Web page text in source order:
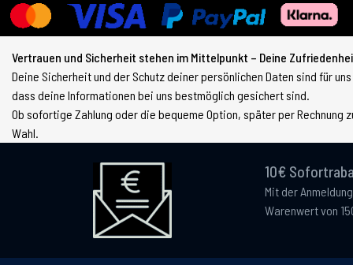
Vertrauen und Sicherheit stehen im Mittelpunkt – Deine
Deine Sicherheit und der Schutz deiner persönlichen Daten sind für
dass deine Informationen bei uns bestmöglich gesichert sind.
Ob sofortige Zahlung oder die bequeme Option, später per Rechnung
Wahl.
10€
Mit der
Warenwert von